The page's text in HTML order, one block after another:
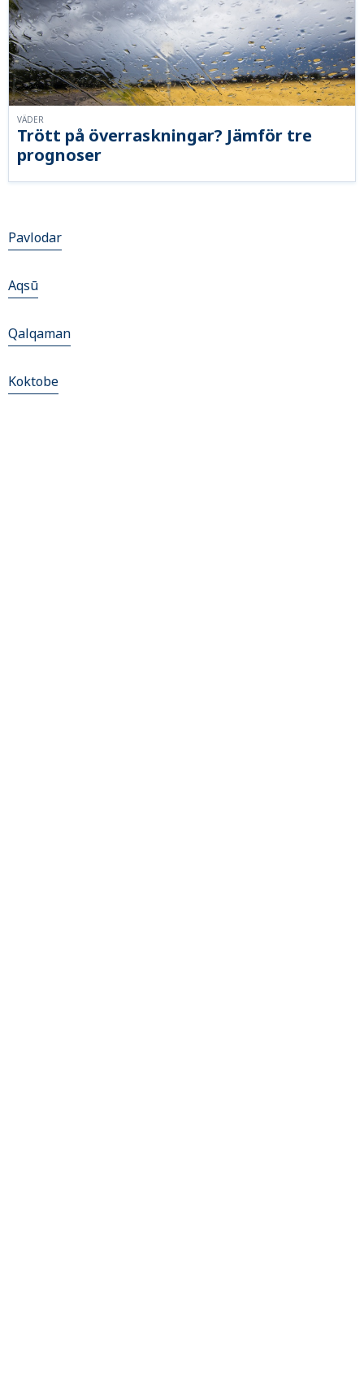
Trött på överraskningar? Jämför tre
prognoser
VÄDER
Pavlodar
Aqsū
Qalqaman
Koktobe